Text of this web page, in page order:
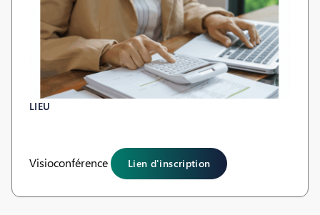
LIEU
Visioconférence Lien d'inscription